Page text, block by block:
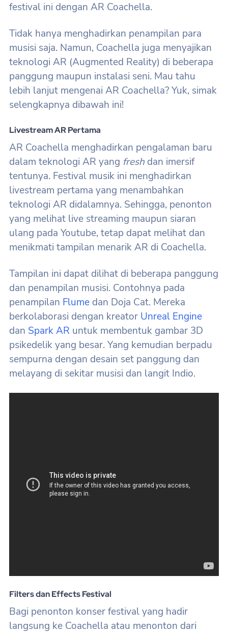
festival ini dengan AR Coachella.
Tidak hanya menghadirkan penampilan para
musisi saja. Namun, Coachella juga menyajikan
teknologi AR (Augmented Reality) di beberapa
panggung maupun instalasi seni. Mau tahu
lebih lanjut mengenai AR Coachella? Yuk, simak
selengkapnya dibawah ini!
Livestream AR Pertama
AR Coachella menghadirkan pengalaman baru
dalam teknologi AR yang fresh dan imersif
tentunya. Festival musik ini menghadirkan
livestream pertama yang menambahkan
teknologi AR didalamnya. Sehingga, penonton
yang melihat live streaming maupun siaran
ulang pada Youtube, tetap dapat melihat dan
menikmati tampilan menarik AR di Coachella.
Tampilan ini dapat dilihat di beberapa panggung
dan penampilan musisi. Contohnya pada
penampilan Flume dan Doja Cat. Mereka
berkolaborasi dengan kreator Unreal Engine
dan Spark AR untuk membentuk gambar 3D
psikedelik yang besar. Yang kemudian berpadu
sempurna dengan desain set panggung dan
melayang di sekitar musisi dan langit Indio.
Filters dan Effects Festival
Bagi penonton konser festival yang hadir
langsung ke Coachella atau menonton dari